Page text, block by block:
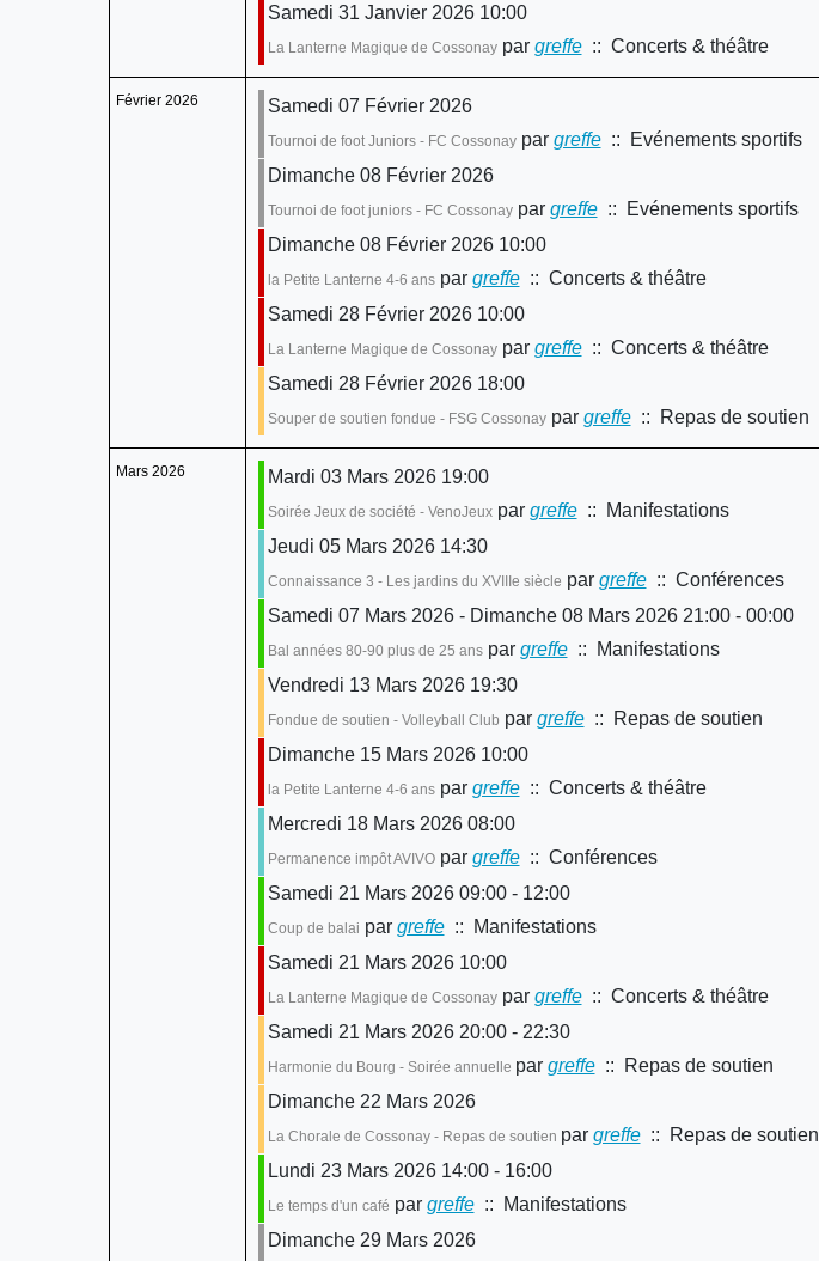
Samedi 31 Janvier 2026 10:00
La Lanterne Magique de Cossonaypar greffe:: Concerts & théâtre
Février 2026 Samedi 07 Février 2026
Tournoi de foot Juniors - FC Cossonaypar greffe:: Evénements sportifs
Dimanche 08 Février 2026
Tournoi de foot juniors - FC Cossonaypar greffe:: Evénements sportifs
Dimanche 08 Février 2026 10:00
la Petite Lanterne 4-6 anspar greffe:: Concerts & théâtre
Samedi 28 Février 2026 10:00
La Lanterne Magique de Cossonaypar greffe:: Concerts & théâtre
Samedi 28 Février 2026 18:00
Souper de soutien fondue - FSG Cossonaypar greffe:: Repas de soutien
Mars 2026 Mardi 03 Mars 2026 19:00
Soirée Jeux de société - VenoJeuxpar greffe:: Manifestations
Jeudi 05 Mars 2026 14:30
Connaissance 3 - Les jardins du XVIIIe siècle par greffe:: Conférences
Samedi 07 Mars 2026 - Dimanche 08 Mars 2026 21:00 - 00:00
Bal années 80-90 plus de 25 anspar greffe:: Manifestations
Vendredi 13 Mars 2026 19:30
Fondue de soutien - Volleyball Club par greffe:: Repas de soutien
Dimanche 15 Mars 2026 10:00
la Petite Lanterne 4-6 anspar greffe:: Concerts & théâtre
Mercredi 18 Mars 2026 08:00
Permanence impôt AVIVOpar greffe:: Conférences
Samedi 21 Mars 2026 09:00 - 12:00
Coup de balai par greffe:: Manifestations
Samedi 21 Mars 2026 10:00
La Lanterne Magique de Cossonaypar greffe:: Concerts & théâtre
Samedi 21 Mars 2026 20:00 - 22:30
Harmonie du Bourg - Soirée annuelle par greffe:: Repas de soutien
Dimanche 22 Mars 2026
La Chorale de Cossonay - Repas de soutien par greffe:: Repas de soutien
Lundi 23 Mars 2026 14:00 - 16:00
Le temps d'un café par greffe:: Manifestations
Dimanche 29 Mars 2026